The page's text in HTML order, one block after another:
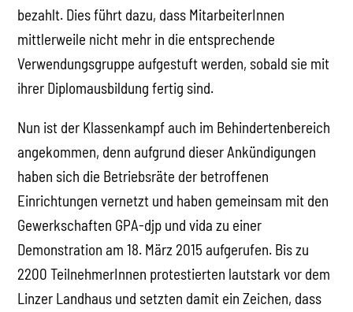
bezahlt. Dies führt dazu, dass MitarbeiterInnen
mittlerweile nicht mehr in die entsprechende
Verwendungsgruppe aufgestuft werden, sobald sie mit
ihrer Diplomausbildung fertig sind.
Nun ist der Klassenkampf auch im Behindertenbereich
angekommen, denn aufgrund dieser Ankündigungen
haben sich die Betriebsräte der betroffenen
Einrichtungen vernetzt und haben gemeinsam mit den
Gewerkschaften GPA-djp und vida zu einer
Demonstration am 18. März 2015 aufgerufen. Bis zu
2200 TeilnehmerInnen protestierten lautstark vor dem
Linzer Landhaus und setzten damit ein Zeichen, dass